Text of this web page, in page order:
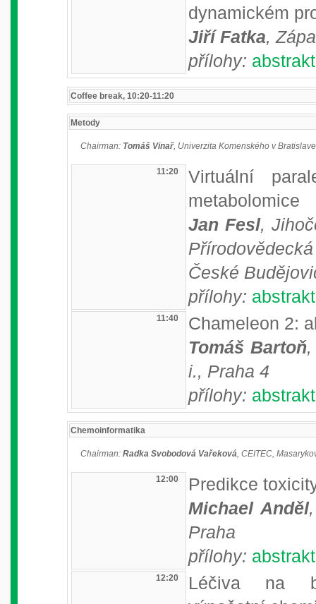
dynamickém
Jiří Fatka,
přílohy: abstrakt
Coffee break, 10:20-11:20
Metody
Chairman: Tomáš Vinař, Univerzita Komenského v
11:20
Virtuální
metabolomice
Jan Fesl,
České
přílohy: abstrakt
11:40
Chameleon 2:
Tomáš Bartoň,
i., Praha 4
přílohy: abstrakt
Chemoinformatika
Chairman: Radka Svobodová Vařeková, CEITEC,
12:00
Predikce
Michael Anděl
Praha
přílohy: abstrakt
12:20
Léčiva na